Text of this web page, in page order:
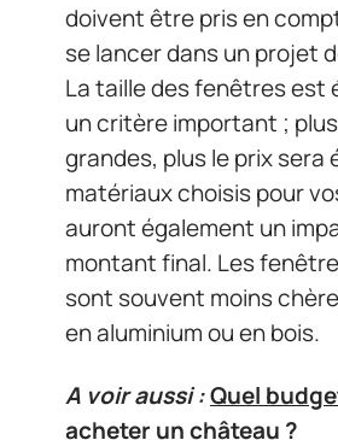
doivent être pris en
se lancer dans un projet
La taille des fenêtres est
un critère important ;
grandes, plus le prix sera
matériaux choisis pour
auront également un
montant final. Les
sont souvent moins
en aluminium ou en bois.
A voir aussi :Quel
acheter un château ?